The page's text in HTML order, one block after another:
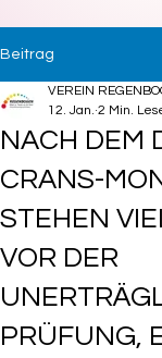
Beitrag
NACH DEM
CRANS-
STEHEN
VOR DER
PRÜFUNG,
VEREIN
12. Jan. 2 Min.